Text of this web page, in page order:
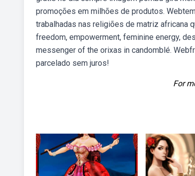
promoções em milhões de produtos.
trabalhadas nas religiões de matriz africana
freedom, empowerment, feminine energy,
messenger of the orixas in candomblé.
parcelado sem juros!
For